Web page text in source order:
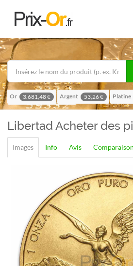
Or 3.681,48 € Argent 53,26 € Platine
Palladium
1.191,31 €
Libertad Acheter des
Images Info Avis